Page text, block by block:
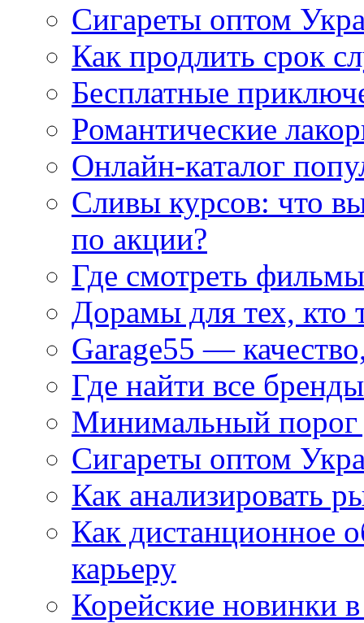
Сигареты оптом
Как продлить срок
Бесплатные
Романтические
Онлайн-каталог
Сливы курсов: что
по акции?
Где смотреть
Дорамы для тех, кто
Garage55 —
Где найти все
Минимальный порог
Сигареты оптом
Как анализировать
Как дистанционное
карьеру
Корейские новинки